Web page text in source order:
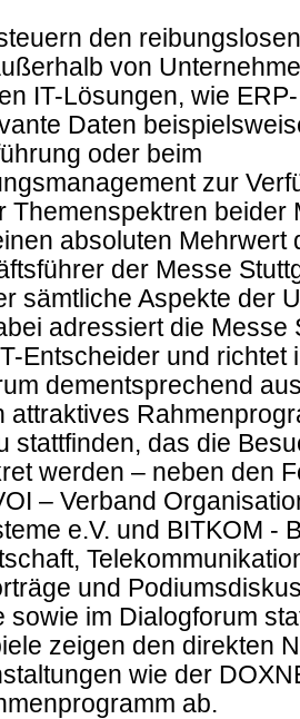
den
von
IT-Lösungen, wie
Daten
oder beim
zur
Themenspektren beider
absoluten Mehrwert
der Messe
sämtliche Aspekte der
adressiert die Messe
Entscheider und richtet
dementsprechend
attraktives
stattfinden, das die
werden – neben den
– Verband
e.V. und BITKOM -
und
sowie im Dialogforum
zeigen den direkten
wie der
ab.